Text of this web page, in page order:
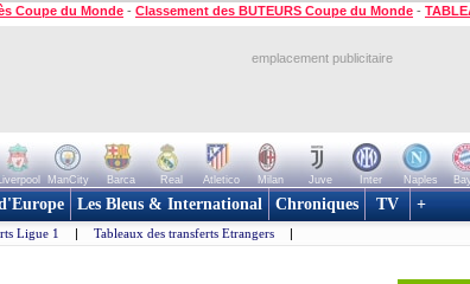
Coupe du Monde - Classement des BUTEURS Coupe du Monde -
emplacement publicitaire
ManCity Barca Real Atletico Milan Juve Inter Naples
Les Bleus & International Chroniques TV +
Ligue 1 | Tableaux des transferts Etrangers |